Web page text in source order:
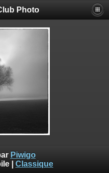
Photo
Piwigo
Classique